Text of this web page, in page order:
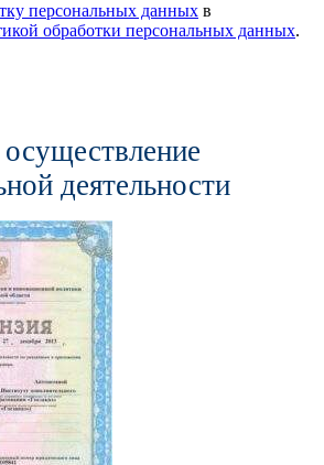
персональных данных в
обработки персональных данных.
деятельности